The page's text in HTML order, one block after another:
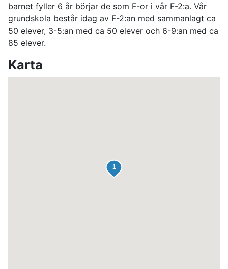
barnet fyller 6 år börjar de som F-or i vår F-2:a. Vår
grundskola består idag av F-2:an med sammanlagt ca
50 elever, 3-5:an med ca 50 elever och 6-9:an med ca
85 elever.
Karta